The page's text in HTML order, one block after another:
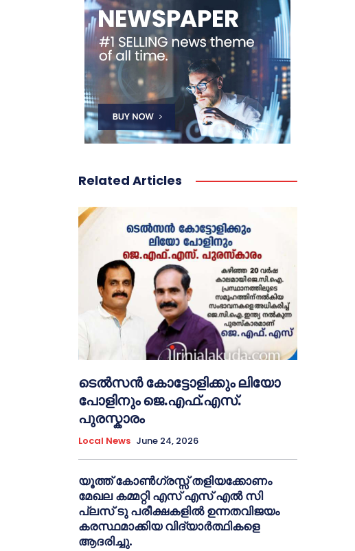
Related Articles
ടെൽസൻ കോട്ടോളിക്കും ലിയോ
പോളിനും ജെ.എഫ്.എസ്.
പുരസ്കാരം
Local News June 24, 2026
യൂത്ത് കോൺഗ്രസ്സ് തളിയക്കോണം
മേഖല കമ്മറ്റി എസ് എസ് എൽ സി
പ്ലസ് ടു പരീക്ഷകളിൽ ഉന്നതവിജയം
കരസ്ഥമാക്കിയ വിദ്യാർത്ഥികളെ
ആദരിച്ചു.